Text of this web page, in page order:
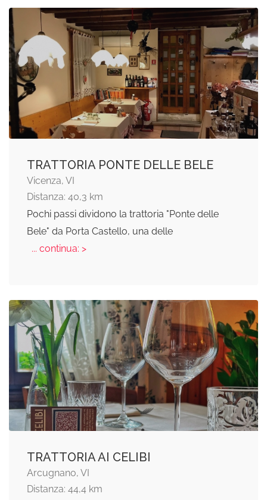
TRATTORIA PONTE DELLE BELE
Vicenza, VI
Distanza: 40,3 km
Pochi passi dividono la trattoria "Ponte delle
Bele" da Porta Castello, una delle
... continua: >
TRATTORIA AI CELIBI
Arcugnano, VI
Distanza: 44,4 km